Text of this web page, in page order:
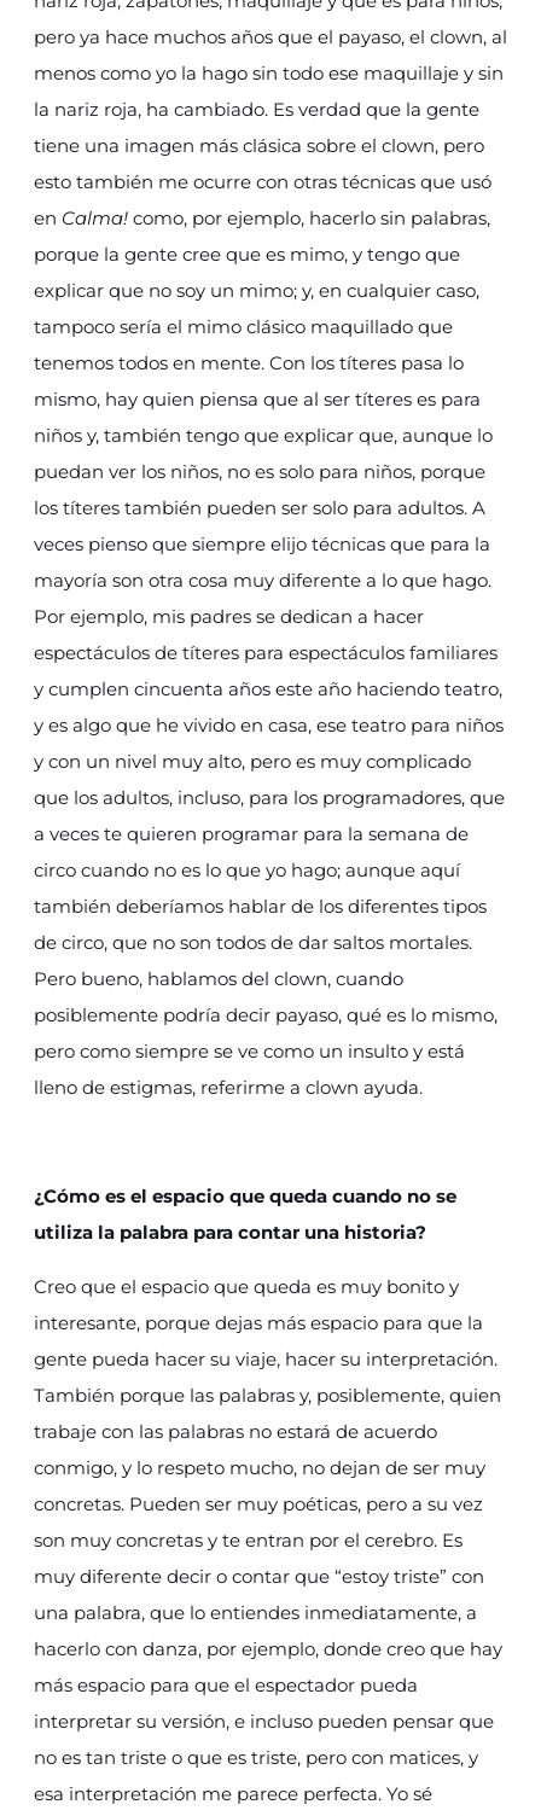
pero ya hace muchos años que el payaso, el clown, al
menos como yo la hago sin todo ese maquillaje y sin
la nariz roja, ha cambiado. Es verdad que la gente
tiene una imagen más clásica sobre el clown, pero
esto también me ocurre con otras técnicas que usó
en Calma! como, por ejemplo, hacerlo sin palabras,
porque la gente cree que es mimo, y tengo que
explicar que no soy un mimo; y, en cualquier caso,
tampoco sería el mimo clásico maquillado que
tenemos todos en mente. Con los títeres pasa lo
mismo, hay quien piensa que al ser títeres es para
niños y, también tengo que explicar que, aunque lo
puedan ver los niños, no es solo para niños, porque
los títeres también pueden ser solo para adultos. A
veces pienso que siempre elijo técnicas que para la
mayoría son otra cosa muy diferente a lo que hago.
Por ejemplo, mis padres se dedican a hacer
espectáculos de títeres para espectáculos familiares
y cumplen cincuenta años este año haciendo teatro,
y es algo que he vivido en casa, ese teatro para niños
y con un nivel muy alto, pero es muy complicado
que los adultos, incluso, para los programadores, que
a veces te quieren programar para la semana de
circo cuando no es lo que yo hago; aunque aquí
también deberíamos hablar de los diferentes tipos
de circo, que no son todos de dar saltos mortales.
Pero bueno, hablamos del clown, cuando
posiblemente podría decir payaso, qué es lo mismo,
pero como siempre se ve como un insulto y está
lleno de estigmas, referirme a clown ayuda.
¿Cómo es el espacio que queda cuando no se
utiliza la palabra para contar una historia?
Creo que el espacio que queda es muy bonito y
interesante, porque dejas más espacio para que la
gente pueda hacer su viaje, hacer su interpretación.
También porque las palabras y, posiblemente, quien
trabaje con las palabras no estará de acuerdo
conmigo, y lo respeto mucho, no dejan de ser muy
concretas. Pueden ser muy poéticas, pero a su vez
son muy concretas y te entran por el cerebro. Es
muy diferente decir o contar que “estoy triste” con
una palabra, que lo entiendes inmediatamente, a
hacerlo con danza, por ejemplo, donde creo que hay
más espacio para que el espectador pueda
interpretar su versión, e incluso pueden pensar que
no es tan triste o que es triste, pero con matices, y
esa interpretación me parece perfecta. Yo sé